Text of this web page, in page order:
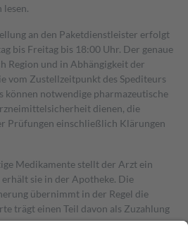
an den Paketdienstleister erfolgt
bis Freitag bis 18:00 Uhr. Der genaue
Region und in Abhängigkeit der
vom Zustellzeitpunkt des Spediteurs
können notwendige pharmazeutische
dienen, die
Prüfungen einschließlich Klärungen
Medikamente stellt der Arzt ein
sie in der Apotheke. Die
übernimmt in der Regel die
trägt einen Teil davon als Zuzahlung